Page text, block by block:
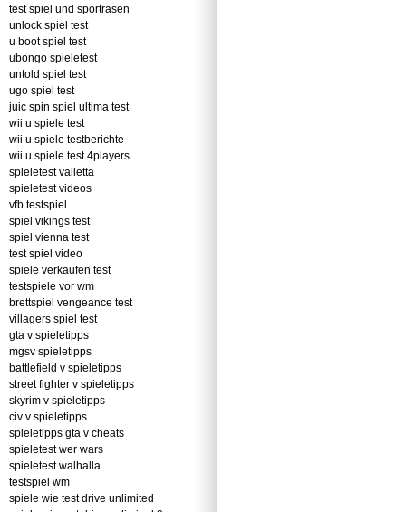
test spiel und sportrasen
unlock spiel test
u boot spiel test
ubongo spieletest
untold spiel test
ugo spiel test
juic spin spiel ultima test
wii u spiele test
wii u spiele testberichte
wii u spiele test 4players
spieletest valletta
spieletest videos
vfb testspiel
spiel vikings test
spiel vienna test
test spiel video
spiele verkaufen test
testspiele vor wm
brettspiel vengeance test
villagers spiel test
gta v spieletipps
mgsv spieletipps
battlefield v spieletipps
street fighter v spieletipps
skyrim v spieletipps
civ v spieletipps
spieletipps gta v cheats
spieletest wer wars
spieletest walhalla
testspiel wm
spiele wie test drive unlimited